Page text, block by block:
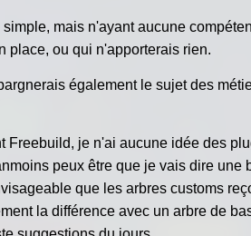
mais n'ayant aucune
place, ou qui n'apporterais rien.
également le sujet des
Freebuild, je n'ai aucune idée des
peux être que je vais dire
que les arbres customs
la différence avec un arbre de